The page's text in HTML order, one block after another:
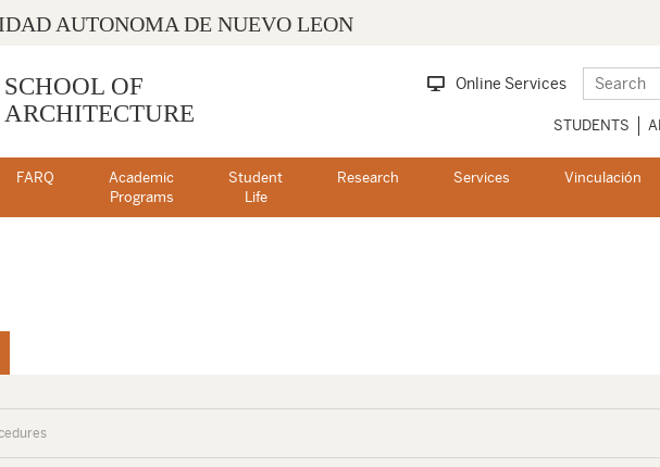
AUTONOMA DE NUEVO LEON
SCHOOL OF
ARCHITECTURE
Online Services
STUDENTS
FARQ
Academic
Programs
Student
Life
Research Services Vinculación